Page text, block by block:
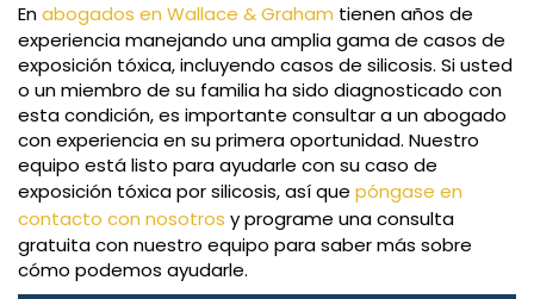
Enabogados en Wallace & Graham tienen años de
experiencia manejando una amplia gama de casos de
exposición tóxica, incluyendo casos de silicosis. Si usted
o un miembro de su familia ha sido diagnosticado con
esta condición, es importante consultar a un abogado
con experiencia en su primera oportunidad. Nuestro
equipo está listo para ayudarle con su caso de
exposición tóxica por silicosis, así que póngase en
contacto con nosotros y programe una consulta
gratuita con nuestro equipo para saber más sobre
cómo podemos ayudarle.